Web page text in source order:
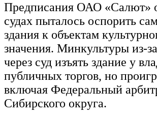
Предписания ОАО «Салют»
судах пыталось оспорить
здания к объектам
значения. Минкультуры из-
через суд изъять здание у
публичных торгов, но
включая Федеральный
Сибирского округа.